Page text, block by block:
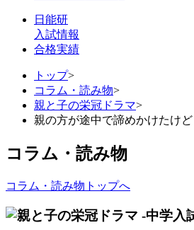
日能研
入試情報
合格実績
トップ>
コラム・読み物>
親と子の栄冠ドラマ>
親の方が途中で諦めかけたけど
コラム・読み物
コラム・読み物トップへ